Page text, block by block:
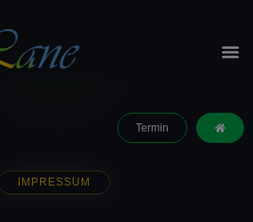
Termin
IMPRESSUM